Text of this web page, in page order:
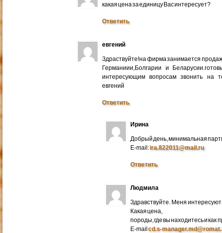
какая цена за единицу Вас интересует?
Ответить
евгений
Здраствуйте!на фирма занимается
Германиии,Болгарии и
интересующим вопросам звонить на
евгений
Ответить
Ирина
Добрый день, минимальная
E-mail:ira.822011@mail.ru
Ответить
Людмила
Здравствуйте. Меня
Какая цена,
породы, где вы находитесь и как
E-mailcd.s-